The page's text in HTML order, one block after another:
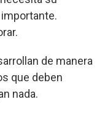
de manera
que deben
nada.